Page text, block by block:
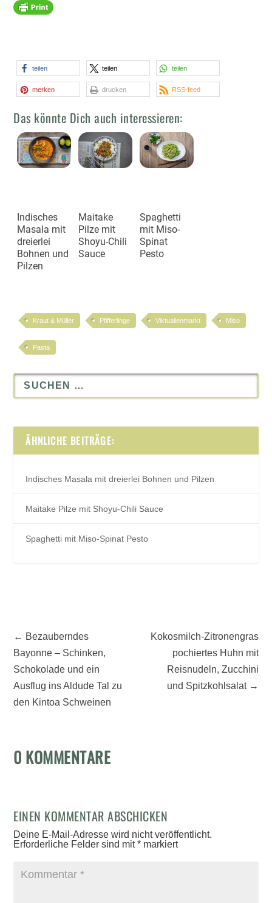
teilen teilen teilen
merken drucken RSS-feed
Das könnte Dich auch interessieren:
Indisches
Masala mit
dreierlei
Bohnen und
Pilzen
Maitake
Pilze mit
Shoyu-Chili
Sauce
Spaghetti
mit Miso-
Spinat
Pesto
Kraut & Müller Pfifferlinge Viktualienmarkt Miso
Pasta
ÄHNLICHE BEITRÄGE:
Indisches Masala mit dreierlei Bohnen und Pilzen
Maitake Pilze mit Shoyu-Chili Sauce
Spaghetti mit Miso-Spinat Pesto
← Bezauberndes
Bayonne – Schinken,
Schokolade und ein
Ausflug ins Aldude Tal zu
den Kintoa Schweinen
Kokosmilch-Zitronengras
pochiertes Huhn mit
Reisnudeln, Zucchini
und Spitzkohlsalat→
0 KOMMENTARE
EINEN KOMMENTAR ABSCHICKEN
Deine E-Mail-Adresse wird nicht veröffentlicht.
Erforderliche Felder sind mit* markiert